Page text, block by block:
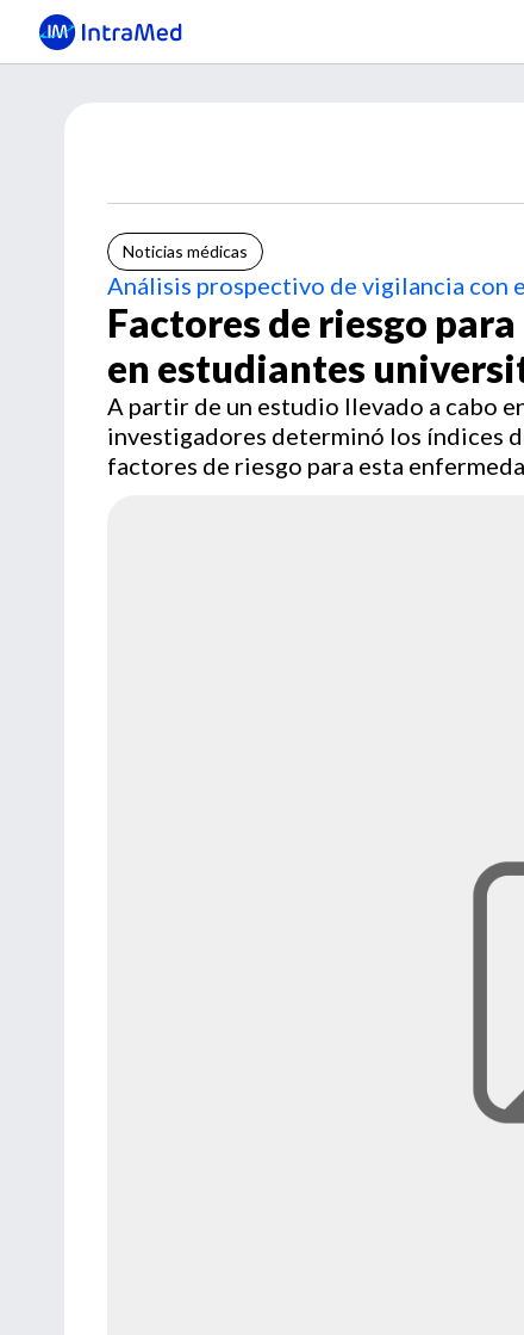
Noticias médicas
Análisis prospectivo de vigilancia con
Factores de riesgo
en estudiantes
A partir de un estudio llevado a cabo
investigadores determinó los índices
factores de riesgo para esta